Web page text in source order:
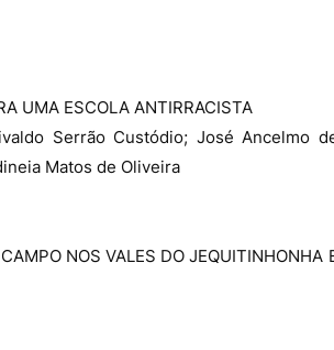
UMA ESCOLA ANTIRRACISTA
Serrão Custódio; José Ancelmo
Matos de Oliveira
NOS VALES DO JEQUITINHONHA